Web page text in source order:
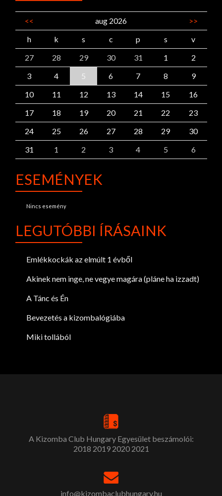
<< aug 2026
>>
h
k s c p s
v
27
28 29 30 31 1
2
3
4 5 6 7 8
9
10
11 12 13 14 15
16
17
18 19 20 21 22
23
24
25 26 27 28 29
30
31
1 2 3 4 5 6
ESEMÉNYEK
Nincs esemény
LEGUTÓBBI ÍRÁSAINK
Emlékkockák az elmúlt 1 évből
Akinek nem inge, ne vegye magára (pláne ha izzadt)
A Tánc és Én
Bevezetés a kizombalógiába
Miki tollából
A Kizomba Club Hungary Egyesület beszámolói:
2018 2019 2020 2021
info@kizombaclubhungary.hu